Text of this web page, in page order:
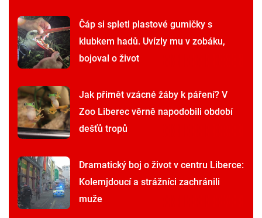
Čáp si spletl plastové gumičky s
klubkem hadů. Uvízly mu v zobáku,
bojoval o život
Jak přimět vzácné žáby k páření? V
Zoo Liberec věrně napodobili období
dešťů tropů
Dramatický boj o život v centru Liberce:
Kolemjdoucí a strážníci zachránili
muže